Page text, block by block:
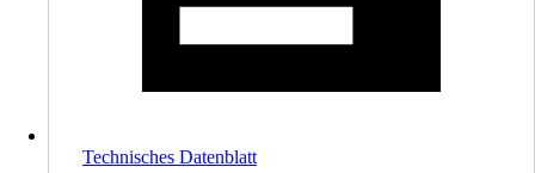
Technisches Datenblatt